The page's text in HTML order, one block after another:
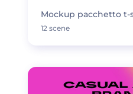
Mockup pacchetto
12 scene